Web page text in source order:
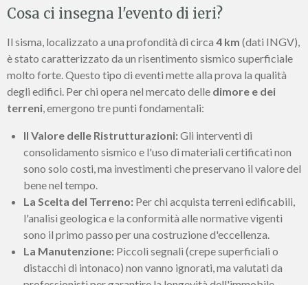
Cosa ci insegna l'evento di ieri?
Il sisma, localizzato a una profondità di circa 4 km (dati INGV),
è stato caratterizzato da un risentimento sismico superficiale
molto forte. Questo tipo di eventi mette alla prova la qualità
degli edifici. Per chi opera nel mercato delle dimore e dei
terreni , emergono tre punti fondamentali:
Il Valore delle Ristrutturazioni:Gli interventi di
consolidamento sismico e l'uso di materiali certificati non
sono solo costi, ma investimenti che preservano il valore del
bene nel tempo.
La Scelta del Terreno: Per chi acquista terreni edificabili,
l'analisi geologica e la conformità alle normative vigenti
sono il primo passo per una costruzione d'eccellenza.
La Manutenzione: Piccoli segnali (crepe superficiali o
distacchi di intonaco) non vanno ignorati, ma valutati da